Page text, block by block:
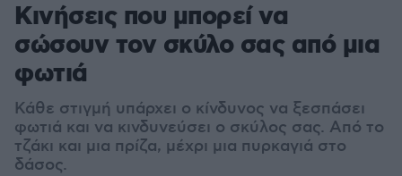
Κινήσεις που μπορεί να
σώσουν τον σκύλο σας από μια
φωτιά
Κάθε στιγμή υπάρχει ο κίνδυνος να ξεσπάσει
φωτιά και να κινδυνεύσει ο σκύλος σας. Από το
τζάκι και μια πρίζα, μέχρι μια πυρκαγιά στο
δάσος.